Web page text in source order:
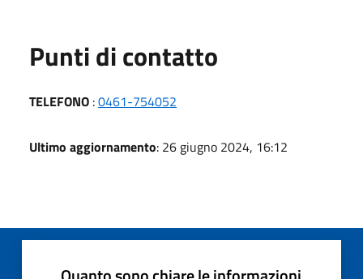
Punti di contatto
TELEFONO :0461-754052
Ultimo aggiornamento: 26 giugno 2024, 16:12